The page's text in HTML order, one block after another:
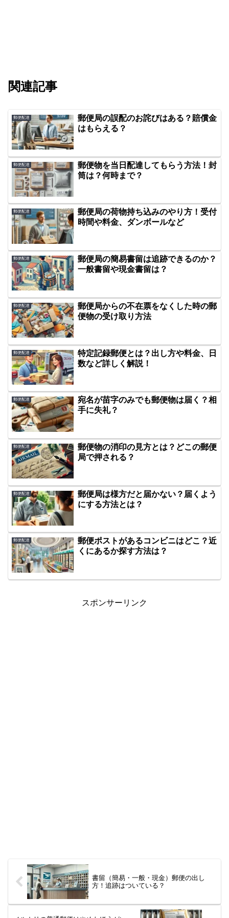
関連記事
郵便配達
郵便局の誤配のお詫びはある？賠償金
はもらえる？
郵便配達
郵便物を当日配達してもらう方法！封
筒は？何時まで？
郵便配達
郵便局の荷物持ち込みのやり方！受付
時間や料金、ダンボールなど
郵便配達
郵便局の簡易書留は追跡できるのか？
一般書留や現金書留は？
郵便配達
郵便局からの不在票をなくした時の郵
便物の受け取り方法
郵便配達
特定記録郵便とは？出し方や料金、日
数など詳しく解説！
郵便配達
宛名が苗字のみでも郵便物は届く？相
手に失礼？
郵便配達
郵便物の消印の見方とは？どこの郵便
局で押される？
郵便配達
郵便局は様方だと届かない？届くよう
にする方法とは？
郵便配達
郵便ポストがあるコンビニはどこ？近
くにあるか探す方法は？
スポンサーリンク
書留（簡易・一般・現金）郵便の出し
方！追跡はついている？